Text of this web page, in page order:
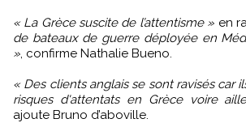
« La Grèce suscite de l’attentisme » en
de bateaux de guerre déployée en
», confirme Nathalie Bueno.
« Des clients anglais se sont ravisés car
risques d'attentats en Grèce voire
ajoute Bruno d’aboville.